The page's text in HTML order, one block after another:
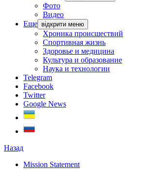
Фото
Видео
Еще відкрити меню
Хроника происшествий
Спортивная жизнь
Здоровье и медицина
Культура и образование
Наука и технологии
Telegram
Facebook
Twitter
Google News
Назад
Mission Statement